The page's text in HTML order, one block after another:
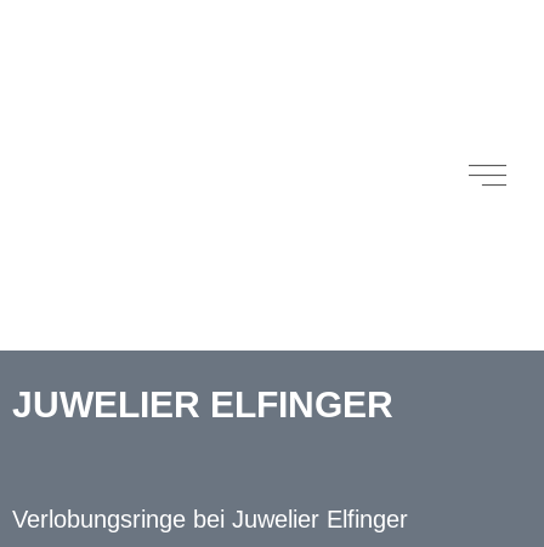
JUWELIER ELFINGER
Verlobungsringe bei Juwelier Elfinger